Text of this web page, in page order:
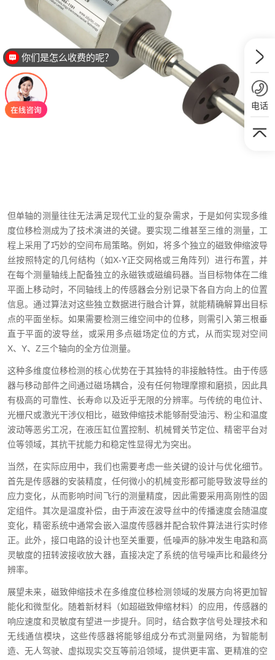
但单轴的测量往往无法满足现代工业的复杂需求，于是如何实现多维
度位移检测成为了技术演进的关键。要实现二维甚至三维的测量，工
程上采用了巧妙的空间布局策略。例如，将多个独立的磁致伸缩波导
丝按照特定的几何结构（如X-Y正交网格或三角阵列）进行布置，并
在每个测量轴线上配备独立的永磁铁或磁编码器。当目标物体在二维
平面上移动时，不同轴线上的传感器会分别记录下各自方向上的位置
信息。通过算法对这些独立数据进行融合计算，就能精确解算出目标
点的平面坐标。如果需要检测三维空间中的位移，则需引入第三根垂
直于平面的波导丝，或采用多点磁场定位的方式，从而实现对空间
X、Y、Z三个轴向的全方位测量。
这种多维度位移检测的核心优势在于其独特的非接触特性。由于传感
器与移动部件之间通过磁场耦合，没有任何物理摩擦和磨损，因此具
有极高的可靠性、长寿命以及近乎无限的分辨率。与传统的电位计、
光栅尺或激光干涉仪相比，磁致伸缩技术能够耐受油污、粉尘和温度
波动等恶劣工况，在液压缸位置控制、机械臂关节定位、精密平台对
位等领域，其抗干扰能力和稳定性显得尤为突出。
当然，在实际应用中，我们也需要考虑一些关键的设计与优化细节。
首先是传感器的安装精度，任何微小的机械变形都可能导致波导丝的
应力变化，从而影响时间飞行的测量精度，因此需要采用高刚性的固
定组件。其次是温度补偿，由于声波在波导丝中的传播速度会随温度
变化，精密系统中通常会嵌入温度传感器并配合软件算法进行实时修
正。此外，接口电路的设计也至关重要，低噪声的脉冲发生电路和高
灵敏度的扭转波接收放大器，直接决定了系统的信号噪声比和最终分
辨率。
展望未来，磁致伸缩技术在多维度位移检测领域的发展方向将更加智
能化和微型化。随着新材料（如超磁致伸缩材料）的应用，传感器的
响应速度和灵敏度有望进一步提升。同时，结合数字信号处理技术和
无线通信模块，这些传感器将能够组成分布式测量网络，为智能制
造、无人驾驶、虚拟现实交互等前沿领域，提供更丰富、更精准的空
电话
你们是怎么收费的呢？